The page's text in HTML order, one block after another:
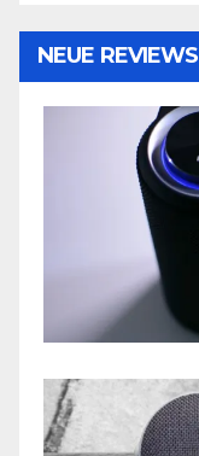
NEUE REVIEWS